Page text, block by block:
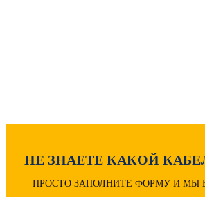
НЕ ЗНАЕТЕ КАКОЙ
ПРОСТО ЗАПОЛНИТЕ ФОРМУ И